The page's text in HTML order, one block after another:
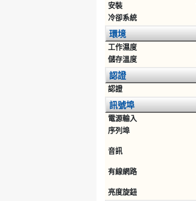
安裝
冷卻系統
環境
工作濕度
儲存溫度
認證
認證
訊號埠
電源輸入
序列埠
音訊
有線網路
亮度旋鈕